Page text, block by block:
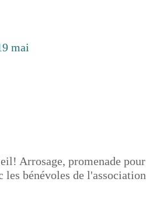
Arrosage, promenade pour
bénévoles de l'association